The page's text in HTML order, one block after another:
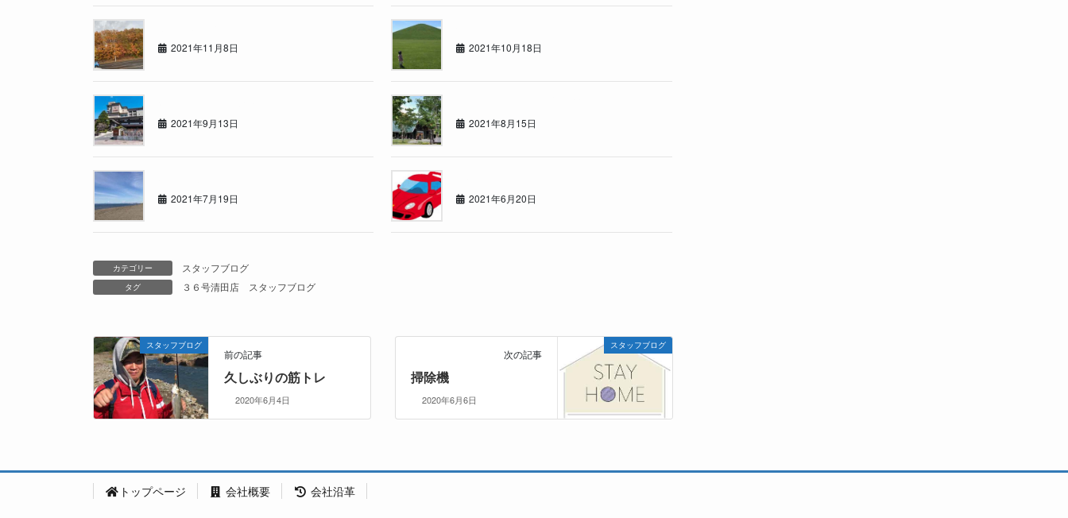
2021年11月8日 2021年10月18日
2021年9月13日 2021年8月15日
2021年7月19日 2021年6月20日
カテゴリー スタッフブログ
タグ ３６号清田店 スタッフブログ
スタッフブログ
前の記事
久しぶりの筋トレ
2020年6月4日
スタッフブログ
次の記事
掃除機
2020年6月6日
トップページ 会社概要 会社沿革